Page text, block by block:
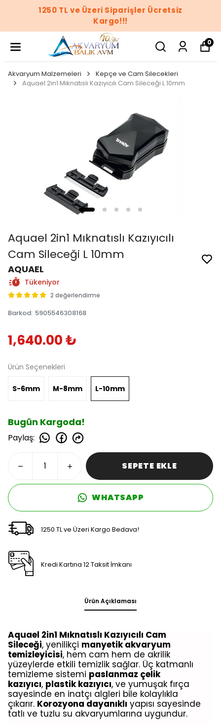
1250 TL ve Üzeri Siparişler Ücretsiz
Kargo!!!
0
Akvaryum Malzemeleri
Kepçe ve Cam Silecekleri
Aquael 2in1 Mıknatıslı Kazıyıcılı Cam Sileceği L 10mm
Aquael 2in1 Mıknatıslı Kazıyıcılı
Cam Sileceği L 10mm
AQUAEL
Tükeniyor
2 değerlendirme
Barkod: 5905546308168
1,640.00 ₺
Ürün Seçenekleri
S-6mm M-8mm L-10mm
Bugün Kargoda!
Paylaş:
SEPETE EKLE
WHATSAPP
1250 TL ve Üzeri Kargo Bedava!
Kredi Kartına 12 Taksit İmkanı
Ürün Açıklaması
Aquael 2in1 Mıknatıslı Kazıyıcılı Cam
Sileceği, yenilikçi manyetik akvaryum
temizleyicisi, hem cam hem de akrilik
yüzeylerde etkili temizlik sağlar. Üç katmanlı
temizleme sistemi paslanmaz çelik
kazıyıcı, plastik kazıyıcı, ve yumuşak fırça
sayesinde en inatçı algleri bile kolaylıkla
çıkarır. Korozyona dayanıklı yapısı sayesinde
tatlı ve tuzlu su akvaryumlarına uygundur.